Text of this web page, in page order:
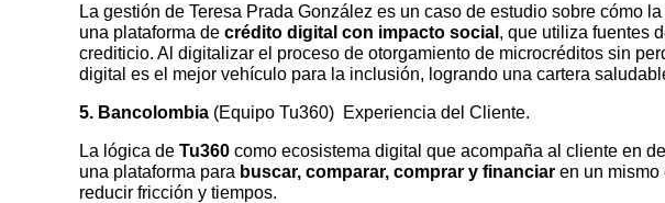
La gestión de Teresa Prada González es un caso de estudio sobre cómo
una plataforma de crédito digital con impacto social , que utiliza fuentes
crediticio. Al digitalizar el proceso de otorgamiento de microcréditos sin
digital es el mejor vehículo para la inclusión, logrando una cartera
5. Bancolombia (Equipo Tu360) Experiencia del Cliente.
La lógica de Tu360 como ecosistema digital que acompaña al cliente en
una plataforma para buscar, comparar, comprar y financiar en un mismo
reducir fricción y tiempos.